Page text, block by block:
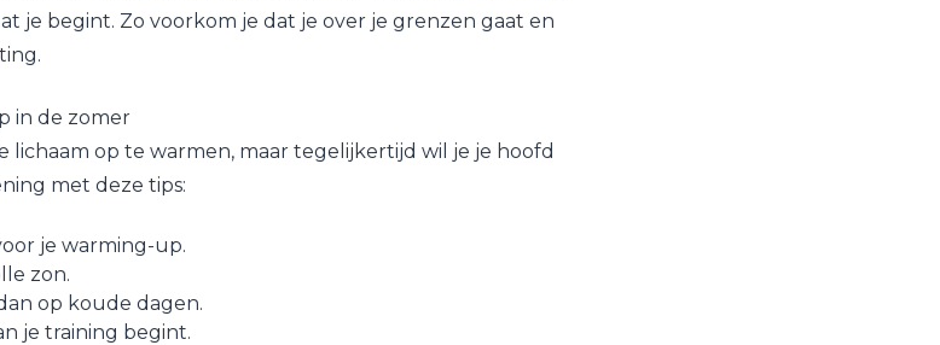
je begint. Zo voorkom je dat je over je grenzen gaat en
in de zomer
lichaam op te warmen, maar tegelijkertijd wil je je hoofd
met deze tips:
je warming-up.
zon.
op koude dagen.
je training begint.